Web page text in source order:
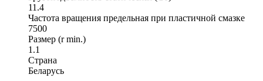
11.4
Частота вращения предельная при пластичной смазке
7500
Размер (r min.)
1.1
Страна
Беларусь